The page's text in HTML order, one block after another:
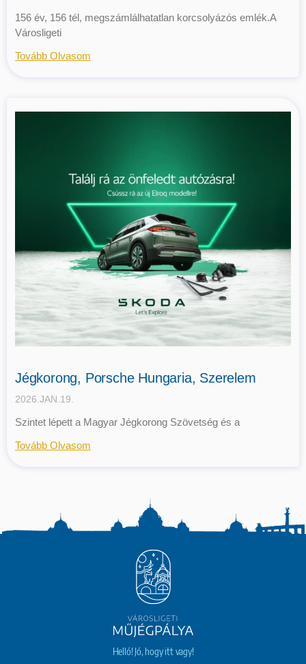
156 év, 156 tél, megszámlálhatatlan korcsolyázós emlék.A
Városligeti
Tovább Olvasom
Jégkorong, Porsche Hungaria, Szerelem
2026.JAN.19.
Szintet lépett a Magyar Jégkorong Szövetség és a
Tovább Olvasom
Helló! Jó, hogy itt vagy!